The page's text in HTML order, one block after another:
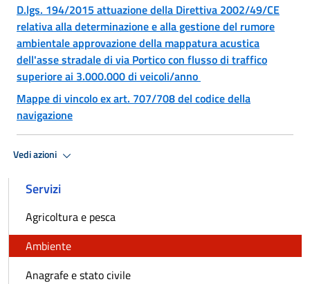
D.lgs. 194/2015 attuazione della Direttiva 2002/49/CE
relativa alla determinazione e alla gestione del rumore
ambientale approvazione della mappatura acustica
dell'asse stradale di via Portico con flusso di traffico
superiore ai 3.000.000 di veicoli/anno
Mappe di vincolo ex art. 707/708 del codice della
navigazione
Vedi azioni
Servizi
Agricoltura e pesca
Ambiente
Anagrafe e stato civile